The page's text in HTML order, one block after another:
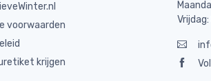
voorwaarden
krijgen